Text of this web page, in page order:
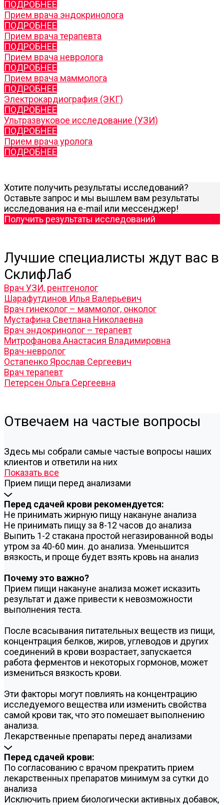
ПОДРОБНЕЕ
Прием врача эндокринолога
ПОДРОБНЕЕ
Прием врача терапевта
ПОДРОБНЕЕ
Прием врача невролога
ПОДРОБНЕЕ
Прием врача маммолога
ПОДРОБНЕЕ
Электрокардиография (ЭКГ)
ПОДРОБНЕЕ
Ультразвуковое исследование (УЗИ)
ПОДРОБНЕЕ
Прием врача уролога
ПОДРОБНЕЕ
Хотите получить результаты исследований?
Оставьте запрос и мы вышлем вам результаты
исследования на e-mail или мессенджер!
Получить результаты исследований
Лучшие специалисты ждут вас в
СклифЛаб
Врач УЗИ, рентгенолог
Шарафутдинов Илья Валерьевич
Врач гинеколог – маммолог, онколог
Мустафина Светлана Николаевна
Врач эндокринолог – терапевт
Митрофанова Анастасия Владимировна
Врач-невролог
Остапенко Ярослав Сергеевич
Врач терапевт
Петерсен Ольга Сергеевна
Отвечаем на частые вопросы
Здесь мы собрали самые частые вопросы наших
клиентов и ответили на них
Показать все
Прием пищи перед анализами
Перед сдачей крови рекомендуется:
Не принимать жирную пищу накануне анализа
Не принимать пищу за 8-12 часов до анализа
Выпить 1-2 стакана простой негазированной воды
утром за 40-60 мин. до анализа. Уменьшится
вязкость, и проще будет взять кровь на анализ
Почему это важно?
Прием пищи накануне анализа может исказить
результат и даже привести к невозможности
выполнения теста.
После всасывания питательных веществ из пищи,
концентрация белков, жиров, углеводов и других
соединений в крови возрастает, запускается
работа ферментов и некоторых гормонов, может
измениться вязкость крови.
Эти факторы могут повлиять на концентрацию
исследуемого вещества или изменить свойства
самой крови так, что это помешает выполнению
анализа.
Лекарственные препараты перед анализами
Перед сдачей крови:
По согласованию с врачом прекратить прием
лекарственных препаратов минимум за сутки до
анализа
Исключить прием биологически активных добавок,